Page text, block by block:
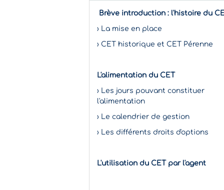
Brève introduction : l'histoire du
› La mise en place
› CET historique et CET Pérenne
L'alimentation du CET
› Les jours pouvant constituer
l'alimentation
› Le calendrier de gestion
› Les différents droits d'options
L'utilisation du CET par l'agent